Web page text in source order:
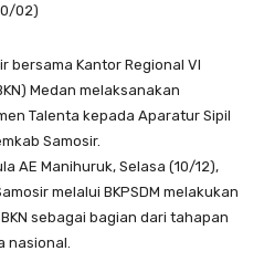
02)
bersama Kantor Regional VI
Medan melaksanakan
Talenta kepada Aparatur Sipil
Samosir.
AE Manihuruk, Selasa (10/12),
melalui BKPSDM melakukan
sebagai bagian dari tahapan
nasional.